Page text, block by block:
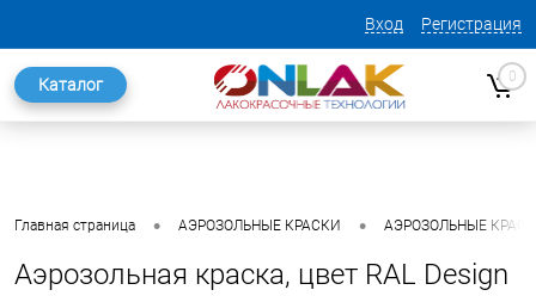
Вход Регистрация
Каталог 0
Главная страница • АЭРОЗОЛЬНЫЕ КРАСКИ • АЭРОЗОЛЬНЫЕ КРАСКИ
Аэрозольная краска, цвет RAL Design